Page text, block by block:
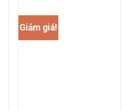
Giảm giá!